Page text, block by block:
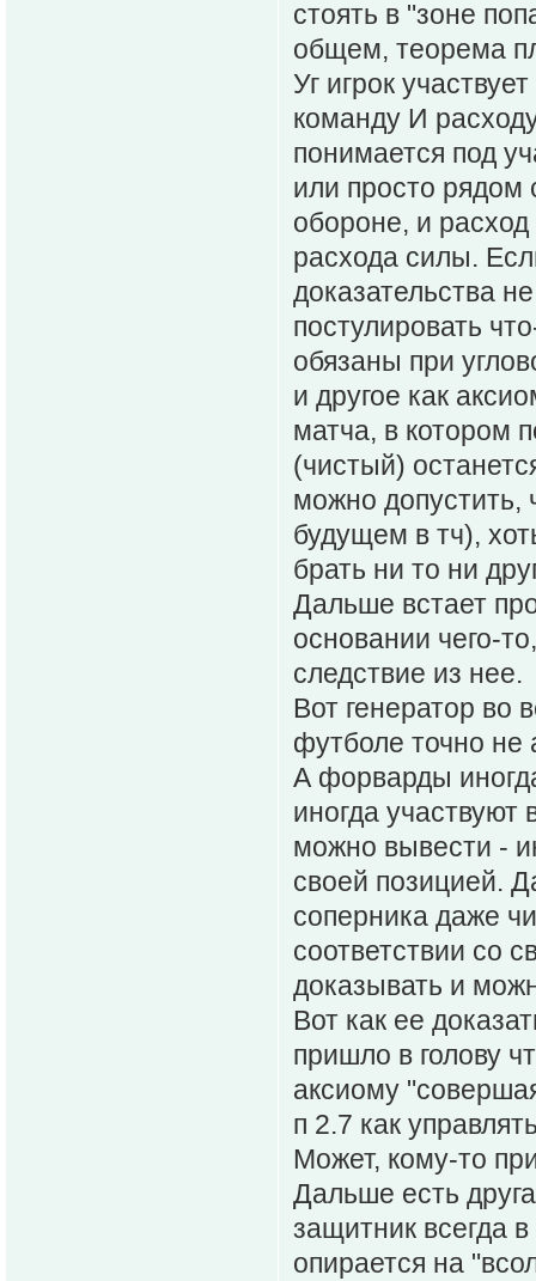
стоять в "зоне
общем, теорема
Уг игрок
команду И
понимается под
или просто рядом
обороне, и
расхода силы.
доказательства
постулировать
обязаны при
и другое как
матча, в котором
(чистый)
можно допустить,
будущем в тч),
брать ни то ни
Дальше встает
основании чего-
следствие из нее.
Вот генератор во
футболе точно не
А форварды
иногда участвуют
можно вывести -
своей позицией.
соперника даже
соответствии со
доказывать и
Вот как ее
пришло в голову
аксиому
п 2.7 как
Может, кому-то
Дальше есть
защитник всегда
опирается на